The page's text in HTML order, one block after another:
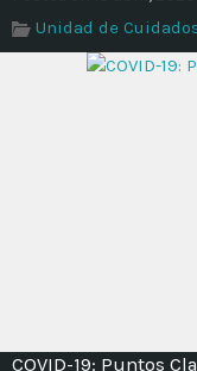
Time
Unidad de
COVID-19: Puntos